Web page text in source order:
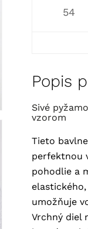
54
Popis
Sivé pyžamo pre väčšie veľkosti s leopardím
vzorom
Tieto
perfektnou
pohodlie a
umožňuje
Vrchný diel